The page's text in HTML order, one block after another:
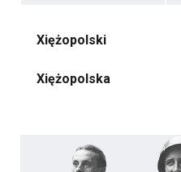
Xiężopolski
Xiężopolska